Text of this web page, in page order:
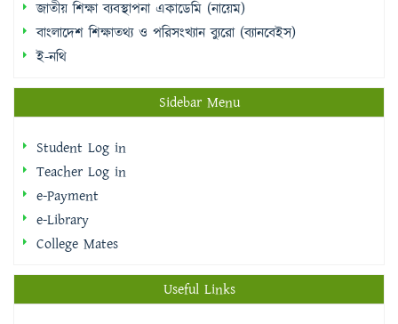
Sidebar Menu
Student Log in
e-Library
College Mates
National Web Portal